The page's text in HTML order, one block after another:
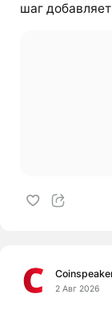
шаг добавляет
2 Авг 2026